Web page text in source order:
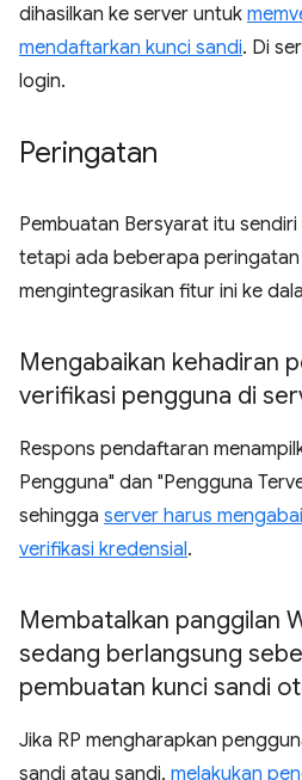
dihasilkan ke server untuk
mendaftarkan kunci sandi. Di
login.
Peringatan
Pembuatan Bersyarat itu
tetapi ada beberapa
mengintegrasikan fitur ini ke
Mengabaikan kehadiran
verifikasi pengguna di
Respons pendaftaran
Pengguna" dan "Pengguna
sehingga server harus
verifikasi kredensial.
Membatalkan panggilan
sedang berlangsung
pembuatan kunci sandi
Jika RP mengharapkan
sandi atau sandi, melakukan